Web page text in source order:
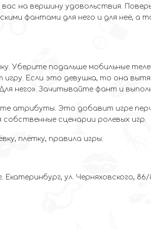
на вершину удовольствия.
фантами для него и для неё, а
Уберите подальше мобильные
Если это девушка, то она
него». Зачитывайте фант и
атрибуты. Это добавит игре
сценарии ролевых игр.
плётку, правила игры.
ул. Черняховского, 86/